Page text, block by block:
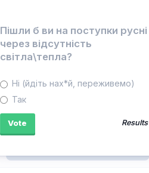
Пішли б ви на поступки русні
через відсутність
світла\тепла?
Ні (йдіть нах*й, переживемо)
Так
Results